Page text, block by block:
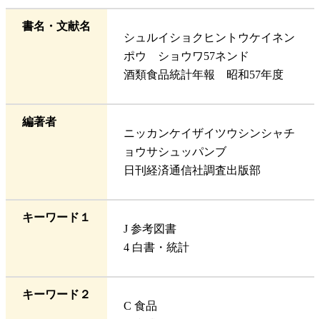
書名・文献名
シュルイショクヒントウケイネン
ポウ ショウワ57ネンド
酒類食品統計年報 昭和57年度
編著者
ニッカンケイザイツウシンシャチ
ョウサシュッパンブ
日刊経済通信社調査出版部
キーワード１
J 参考図書
4 白書・統計
キーワード２
C 食品